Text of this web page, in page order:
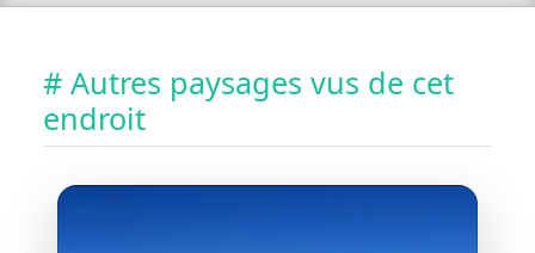
# Autres paysages vus de cet
endroit